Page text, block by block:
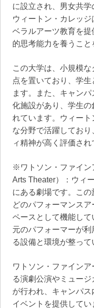
に設立され、男女共学
ウィートン・カレッ
ベラルアーツ教育を提
的思考能力を養うこと
この大学は、小規模
点を置いており、学
ます。また、キャン
化施設があり、学生
れています。ウィー
な分野で活躍してお
ィ精神が高く評価され
※ワトソン・ファイン
Arts Theater）：ウィ
にある劇場です。こ
どのパフォーマンス
ペースとして機能し
元のパフォーマーが利
る設備と環境が整って
ワトソン・ファイン
る演劇公演やミュー
が行われ、キャンパ
イベントを提供して